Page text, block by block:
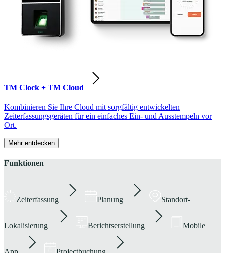
TM Clock + TM Cloud
Kombinieren Sie Ihre Cloud mit sorgfältig entwickelten
Zeiterfassungsgeräten für ein einfaches Ein- und Ausstempeln vor
Ort.
Mehr entdecken
Funktionen
Zeiterfassung Planung Standort-
Lokalisierung Berichtserstellung Mobile